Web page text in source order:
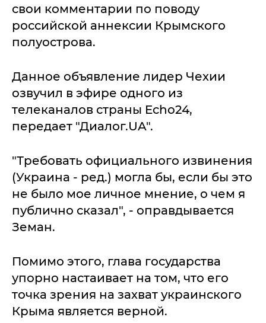
свои комментарии по поводу
российской аннексии Крымского
полуострова.
Данное объявление лидер Чехии
озвучил в эфире одного из
телеканалов страны Echo24,
передает "Диалог.UA".
"Требовать официального извинения
(Украина - ред.) могла бы, если бы это
не было мое личное мнение, о чем я
публично сказал", - оправдывается
Земан.
Помимо этого, глава государства
упорно настаивает на том, что его
точка зрения на захват украинского
Крыма является верной.